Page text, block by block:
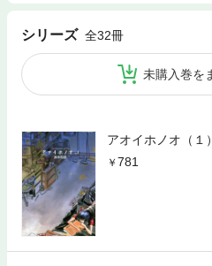
シリーズ 全32冊
未購入巻を
アオイホノオ（１）
781